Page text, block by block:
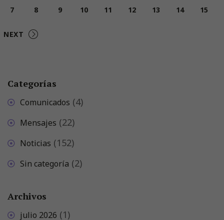
7 8 9 10 11 12 13 14 15
NEXT
Categorías
Comunicados (4)
Mensajes (22)
Noticias (152)
Sin categoría (2)
Archivos
julio 2026 (1)